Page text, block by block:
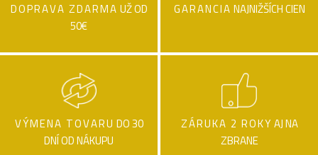
DOPRAVA ZDARMA UŽ OD
50€
GARANCIA NAJNIŽŠÍCH CIEN
VÝMENA TOVARU DO 30
DNÍ OD NÁKUPU
ZÁRUKA 2 ROKY AJ NA
ZBRANE